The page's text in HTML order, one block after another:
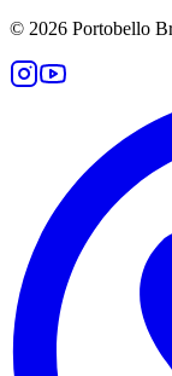
© 2026 Portobello